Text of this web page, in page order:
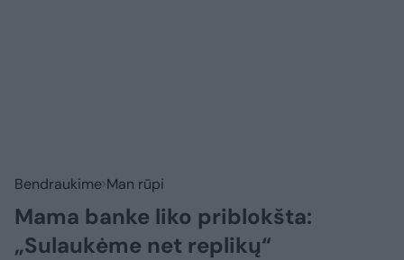
Bendraukime Man rūpi
Mama banke liko priblokšta:
„Sulaukėme net replikų“